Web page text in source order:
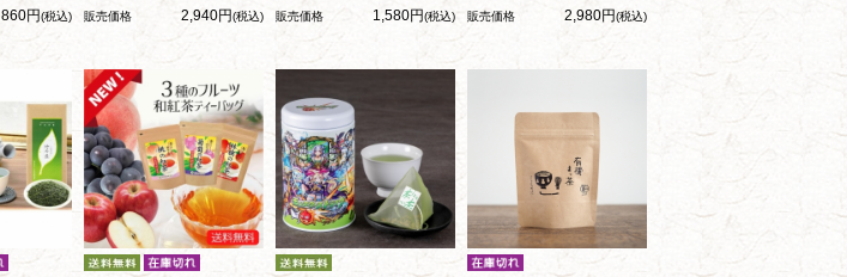
860円(税込) 販売価格 2,940円(税込) 販売価格 1,580円(税込) 販売価格 2,980円(税込)